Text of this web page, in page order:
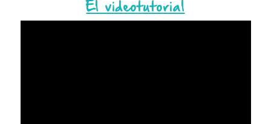
El videotutorial